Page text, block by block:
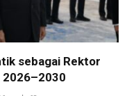
sebagai Rektor
2026–2030